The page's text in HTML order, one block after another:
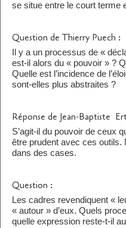
se situe entre le court terme
Question de Thierry Puech :
Il y a un processus de «
est-il alors du « pouvoir » ?
Quelle est l’incidence de
sont-elles plus abstraites ?
Réponse de Jean-Baptiste
S’agit-il du pouvoir de ceux
être prudent avec ces outils.
dans des cases.
Question :
Les cadres revendiquent «
« autour » d’eux. Quels
quelle expression reste-t-il